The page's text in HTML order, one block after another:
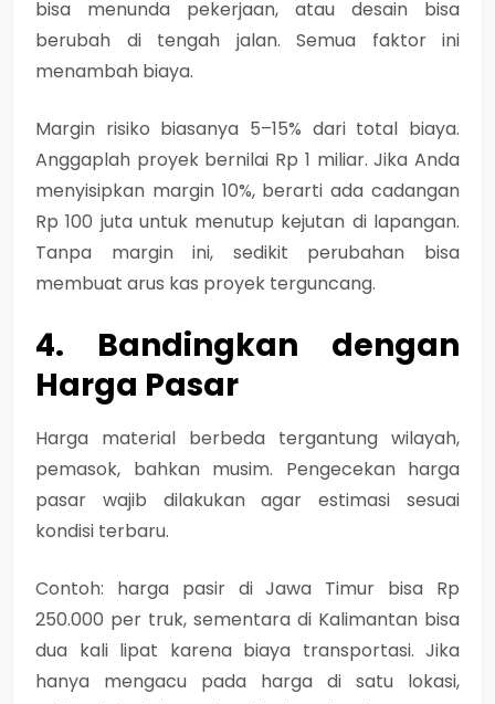
bisa menunda pekerjaan, atau desain bisa
berubah di tengah jalan. Semua faktor ini
menambah biaya.
Margin risiko biasanya 5–15% dari total biaya.
Anggaplah proyek bernilai Rp 1 miliar. Jika Anda
menyisipkan margin 10%, berarti ada cadangan
Rp 100 juta untuk menutup kejutan di lapangan.
Tanpa margin ini, sedikit perubahan bisa
membuat arus kas proyek terguncang.
4. Bandingkan dengan
Harga Pasar
Harga material berbeda tergantung wilayah,
pemasok, bahkan musim. Pengecekan harga
pasar wajib dilakukan agar estimasi sesuai
kondisi terbaru.
Contoh: harga pasir di Jawa Timur bisa Rp
250.000 per truk, sementara di Kalimantan bisa
dua kali lipat karena biaya transportasi. Jika
hanya mengacu pada harga di satu lokasi,